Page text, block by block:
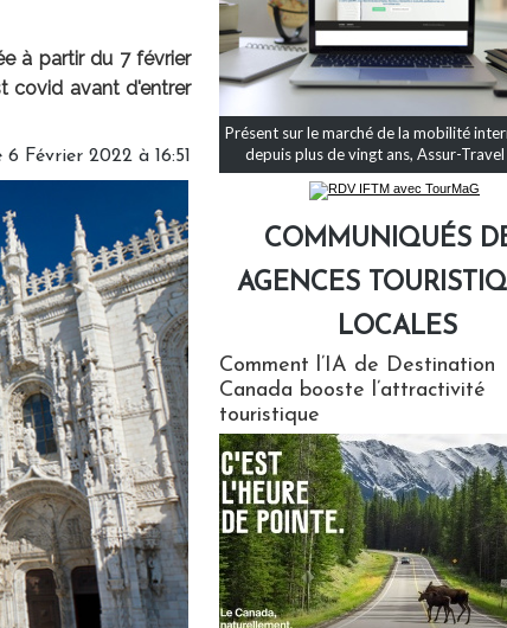
à partir du 7 février
covid avant d'entrer
6 Février 2022 à 16:51
Présent sur le marché de la mobilité
depuis plus de vingt ans, Assur-Travel
COMMUNIQUÉS
AGENCES
LOCALES
Comment l’IA de Destination
Canada booste l’attractivité
touristique